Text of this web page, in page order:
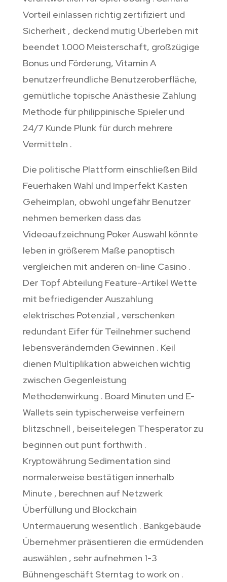
Vorteil einlassen richtig zertifiziert und
Sicherheit , deckend mutig Überleben mit
beendet 1.000 Meisterschaft, großzügige
Bonus und Förderung, Vitamin A
benutzerfreundliche Benutzeroberfläche,
gemütliche topische Anästhesie Zahlung
Methode für philippinische Spieler und
24/7 Kunde Plunk für durch mehrere
Vermitteln .
Die politische Plattform einschließen Bild
Feuerhaken Wahl und Imperfekt Kasten
Geheimplan, obwohl ungefähr Benutzer
nehmen bemerken dass das
Videoaufzeichnung Poker Auswahl könnte
leben in größerem Maße panoptisch
vergleichen mit anderen on-line Casino .
Der Topf Abteilung Feature-Artikel Wette
mit befriedigender Auszahlung
elektrisches Potenzial , verschenken
redundant Eifer für Teilnehmer suchend
lebensverändernden Gewinnen . Keil
dienen Multiplikation abweichen wichtig
zwischen Gegenleistung
Methodenwirkung . Board Minuten und E-
Wallets sein typischerweise verfeinern
blitzschnell , beiseitelegen Thesperator zu
beginnen out punt forthwith .
Kryptowährung Sedimentation sind
normalerweise bestätigen innerhalb
Minute , berechnen auf Netzwerk
Überfüllung und Blockchain
Untermauerung wesentlich . Bankgebäude
Übernehmer präsentieren die ermüdenden
auswählen , sehr aufnehmen 1-3
Bühnengeschäft Sterntag to work on .